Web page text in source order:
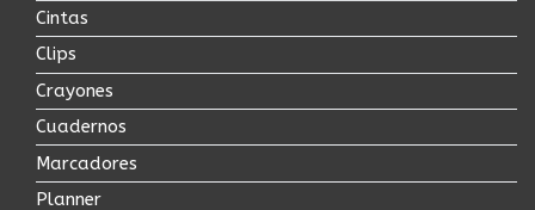
Cintas
Clips
Crayones
Cuadernos
Marcadores
Planner